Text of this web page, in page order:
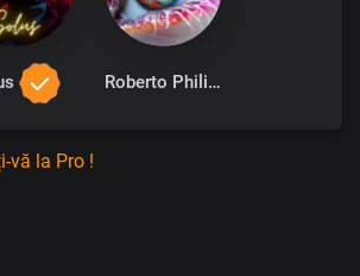
Roberto Philips
vă la Pro !